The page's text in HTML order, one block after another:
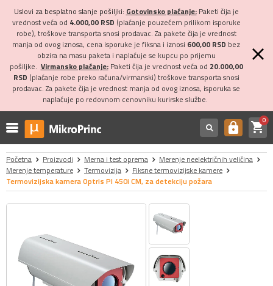
Uslovi za besplatno slanje pošiljki: Gotovinsko plaćanje:Paketi čija je
vrednost veća od 4.000,00 RSD (plaćanje pouzećem prilikom isporuke
robe), troškove transporta snosi prodavac. Za pakete čija je vrednost
manja od ovog iznosa, cena isporuke je fiksna i iznosi 600,00 RSD bez
obzira na masu paketa i naplaćuje se kupcu po prijemu
pošiljke. Virmansko plaćanje:Paketi čija je vrednost veća od 20.000,00
RSD (plaćanje robe preko računa/virmanski) troškove transporta snosi
prodavac. Za pakete čija je vrednost manja od ovog iznosa, isporuka se
naplaćuje po redovnom cenovniku kurirske službe.
https shopping_cart0
Početna Proizvodi Merna i test oprema
Merenje neelektričnih veličina
Merenje temperature
Termovizija
Fiksne termovizijske kamere
Termovizijska kamera Optris PI 450i CM, za detekciju požara